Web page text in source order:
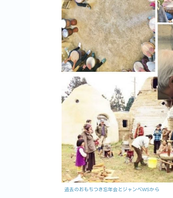
過去のおもちつき忘年会とジャンベWSから